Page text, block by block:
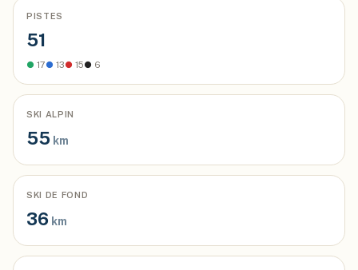
PISTES
51
● 17● 13● 15● 6
SKI ALPIN
55 km
SKI DE FOND
36 km